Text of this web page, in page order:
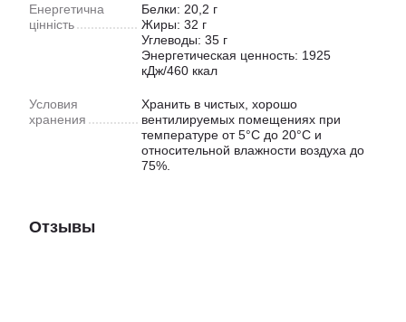
Енергетична
цінність
Белки: 20,2 г
Жиры: 32 г
Углеводы: 35 г
Энергетическая ценность: 1925
кДж/460 ккал
Условия
хранения
Хранить в чистых, хорошо
вентилируемых помещениях при
температуре от 5°C до 20°C и
относительной влажности воздуха до
75%.
Отзывы